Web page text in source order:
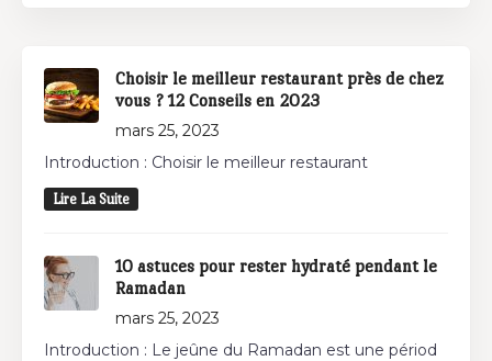
Choisir le meilleur restaurant près de chez
vous ? 12 Conseils en 2023
mars 25, 2023
Introduction : Choisir le meilleur restaurant
Lire La Suite
10 astuces pour rester hydraté pendant le
Ramadan
mars 25, 2023
Introduction : Le jeûne du Ramadan est une périod